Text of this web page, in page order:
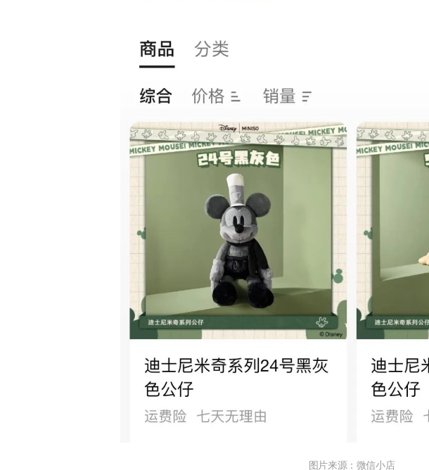
图片来源：微信小店